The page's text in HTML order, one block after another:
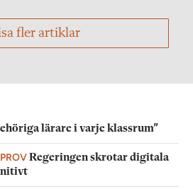
fler artiklar
lärare i varje klassrum”
Regeringen skrotar digitala